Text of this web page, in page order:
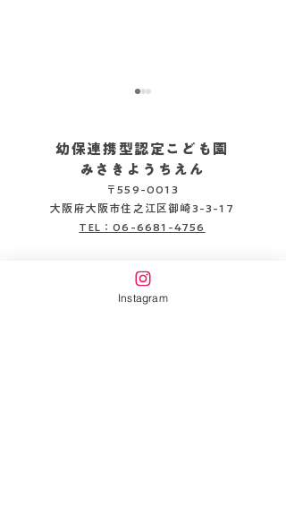
2026.08.05
幼保連携型認定こども園
みさきようちえん
〒559-0013
大阪府大阪市住之江区御崎3-3-17
TEL：06-6681-4756
企業主導型保育施設
みさきピッコロ保育園
Instagram